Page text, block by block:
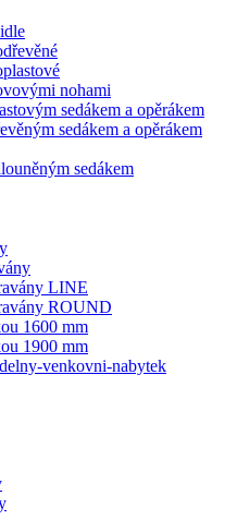
nohami
sedákem a opěrákem
sedákem a opěrákem
sedákem
LINE
ROUND
1600 mm
1900 mm